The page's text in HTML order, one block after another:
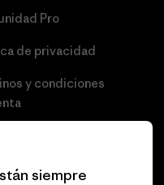
Pro
de privacidad
y condiciones
siempre